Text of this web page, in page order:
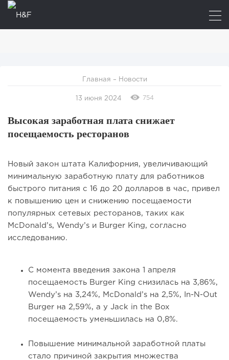
Главная – Новости
13 июня 2024 754
Высокая заработная плата снижает
посещаемость ресторанов
Новый закон штата Калифорния, увеличивающий
минимальную заработную плату для работников
быстрого питания с 16 до 20 долларов в час, привел
к повышению цен и снижению посещаемости
популярных сетевых ресторанов, таких как
McDonald’s, Wendy’s и Burger King, согласно
исследованию.
С момента введения закона 1 апреля
посещаемость Burger King снизилась на 3,86%,
Wendy’s на 3,24%, McDonald’s на 2,5%, In-N-Out
Burger на 2,59%, а у Jack in the Box
посещаемость уменьшилась на 0,8%.
Повышение минимальной заработной платы
стало причиной закрытия множества